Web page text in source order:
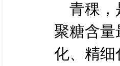
青稞，
聚糖含
化、精细